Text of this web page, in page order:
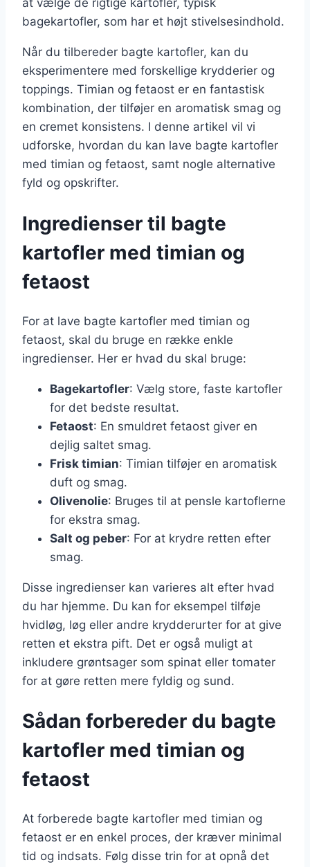
at vælge de rigtige kartofler, typisk
bagekartofler, som har et højt stivelsesindhold.
Når du tilbereder bagte kartofler, kan du
eksperimentere med forskellige krydderier og
toppings. Timian og fetaost er en fantastisk
kombination, der tilføjer en aromatisk smag og
en cremet konsistens. I denne artikel vil vi
udforske, hvordan du kan lave bagte kartofler
med timian og fetaost, samt nogle alternative
fyld og opskrifter.
Ingredienser til bagte
kartofler med timian og
fetaost
For at lave bagte kartofler med timian og
fetaost, skal du bruge en række enkle
ingredienser. Her er hvad du skal bruge:
Bagekartofler: Vælg store, faste kartofler
for det bedste resultat.
Fetaost: En smuldret fetaost giver en
dejlig saltet smag.
Frisk timian: Timian tilføjer en aromatisk
duft og smag.
Olivenolie: Bruges til at pensle kartoflerne
for ekstra smag.
Salt og peber: For at krydre retten efter
smag.
Disse ingredienser kan varieres alt efter hvad
du har hjemme. Du kan for eksempel tilføje
hvidløg, løg eller andre krydderurter for at give
retten et ekstra pift. Det er også muligt at
inkludere grøntsager som spinat eller tomater
for at gøre retten mere fyldig og sund.
Sådan forbereder du bagte
kartofler med timian og
fetaost
At forberede bagte kartofler med timian og
fetaost er en enkel proces, der kræver minimal
tid og indsats. Følg disse trin for at opnå det